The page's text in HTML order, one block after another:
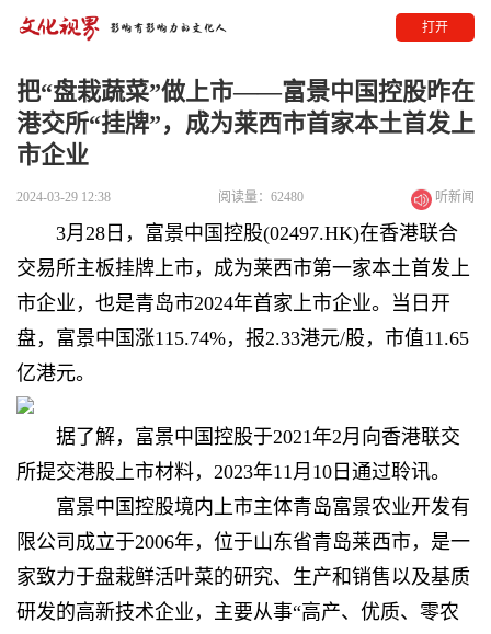
打开
把“盘栽蔬菜”做上市——富景中国控股昨在
港交所“挂牌”，成为莱西市首家本土首发上
市企业
2024-03-29 12:38 阅读量：62480 听新闻
3月28日，富景中国控股(02497.HK)在香港联合
交易所主板挂牌上市，成为莱西市第一家本土首发上
市企业，也是青岛市2024年首家上市企业。 当日开
盘，富景中国涨115.74%，报2.33港元/股，市值11.65
亿港元。
据了解，富景中国控股于2021年2月向香港联交
所提交港股上市材料，2023年11月10日通过聆讯。
富景中国控股境内上市主体青岛富景农业开发有
限公司成立于2006年，位于山东省青岛莱西市，是一
家致力于盘栽鲜活叶菜的研究、生产和销售以及基质
研发的高新技术企业，主要从事“高产、优质、零农